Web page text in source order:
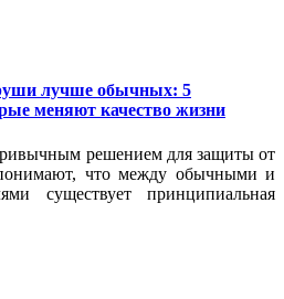
лучше обычных: 5
меняют качество жизни
решением для защиты от
что между обычными и
существует принципиальная